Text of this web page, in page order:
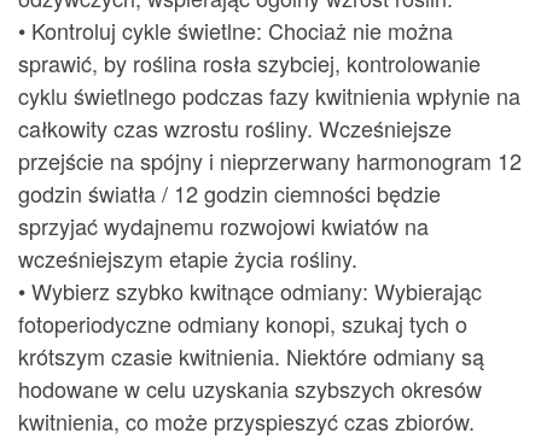
• Kontroluj cykle świetlne: Chociaż nie można
sprawić, by roślina rosła szybciej, kontrolowanie
cyklu świetlnego podczas fazy kwitnienia wpłynie na
całkowity czas wzrostu rośliny. Wcześniejsze
przejście na spójny i nieprzerwany harmonogram 12
godzin światła / 12 godzin ciemności będzie
sprzyjać wydajnemu rozwojowi kwiatów na
wcześniejszym etapie życia rośliny.
• Wybierz szybko kwitnące odmiany: Wybierając
fotoperiodyczne odmiany konopi, szukaj tych o
krótszym czasie kwitnienia. Niektóre odmiany są
hodowane w celu uzyskania szybszych okresów
kwitnienia, co może przyspieszyć czas zbiorów.